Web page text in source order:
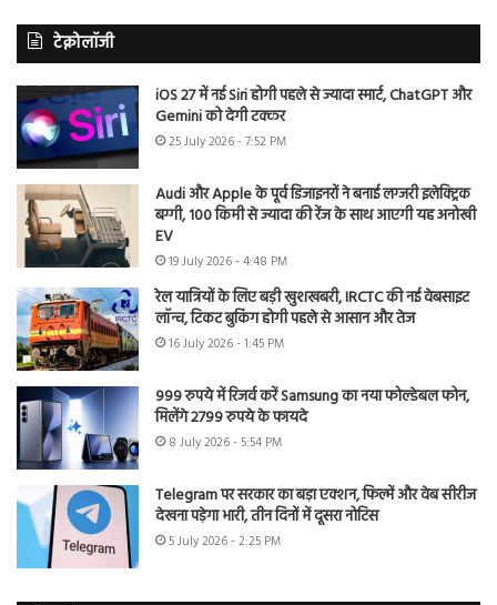
टेक्नोलॉजी
iOS 27 में नई Siri होगी पहले से ज्यादा स्मार्ट, ChatGPT और
Gemini को देगी टक्कर
25 July 2026 - 7:52 PM
Audi और Apple के पूर्व डिजाइनरों ने बनाई लग्जरी इलेक्ट्रिक
बग्गी, 100 किमी से ज्यादा की रेंज के साथ आएगी यह अनोखी
EV
19 July 2026 - 4:48 PM
रेल यात्रियों के लिए बड़ी खुशखबरी, IRCTC की नई वेबसाइट
लॉन्च, टिकट बुकिंग होगी पहले से आसान और तेज
16 July 2026 - 1:45 PM
999 रुपये में रिजर्व करें Samsung का नया फोल्डेबल फोन,
मिलेंगे 2799 रुपये के फायदे
8 July 2026 - 5:54 PM
Telegram पर सरकार का बड़ा एक्शन, फिल्में और वेब सीरीज
देखना पड़ेगा भारी, तीन दिनों में दूसरा नोटिस
5 July 2026 - 2:25 PM